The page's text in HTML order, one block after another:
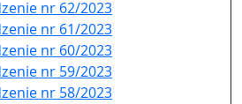
nr 62/2023
nr 61/2023
nr 60/2023
nr 59/2023
nr 58/2023